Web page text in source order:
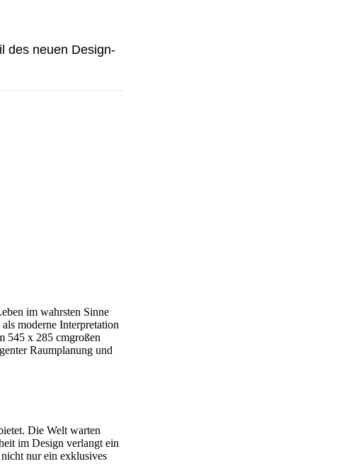
des neuen Design-
im wahrsten Sinne
moderne Interpretation
545 x 285 cmgroßen
Raumplanung und
Die Welt warten
im Design verlangt ein
nur ein exklusives